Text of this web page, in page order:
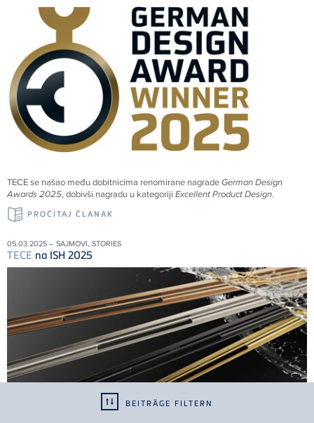
BEITRÄGE FILTERN
TECEse našao među dobitnicima renomirane nagradeGerman Design
Awards 2025, dobivši nagradu u kategoriji Excellent Product Design.
PROČITAJ ČLANAK
05.03.2025 – SAJMOVI, STORIES
TECE na ISH 2025